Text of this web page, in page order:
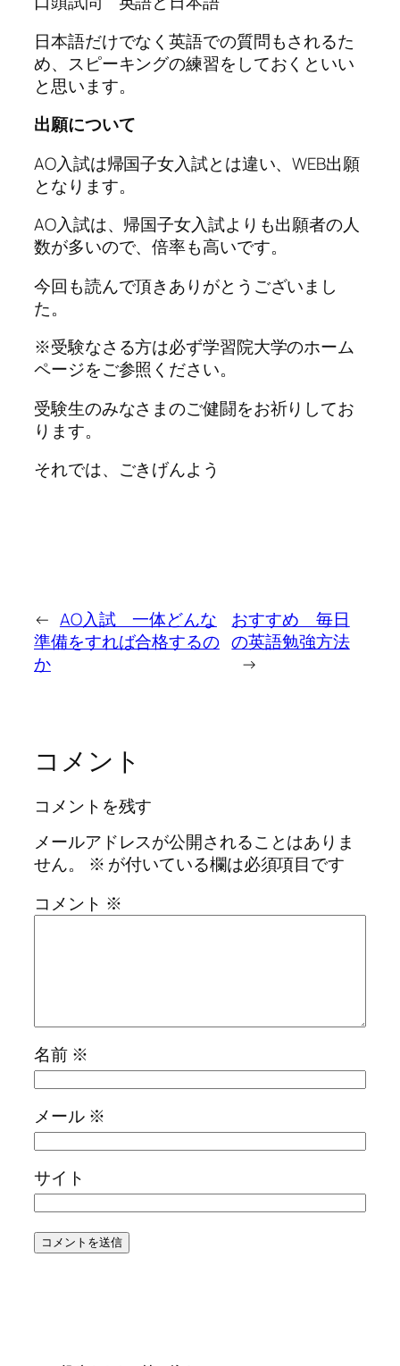
日本語だけでなく英語での質問もされるた
め、スピーキングの練習をしておくといい
と思います。
出願について
AO入試は帰国子女入試とは違い、WEB出願
となります。
AO入試は、帰国子女入試よりも出願者の人
数が多いので、倍率も高いです。
今回も読んで頂きありがとうございまし
た。
※受験なさる方は必ず学習院大学のホーム
ページをご参照ください。
受験生のみなさまのご健闘をお祈りしてお
ります。
それでは、ごきげんよう
← AO入試 一体どんな
準備をすれば合格するの
か
おすすめ 毎日
の英語勉強方法
→
コメント
コメントを残す
メールアドレスが公開されることはありま
せん。
※ が付いている欄は必須項目です
コメント ※
名前 ※
メール ※
サイト